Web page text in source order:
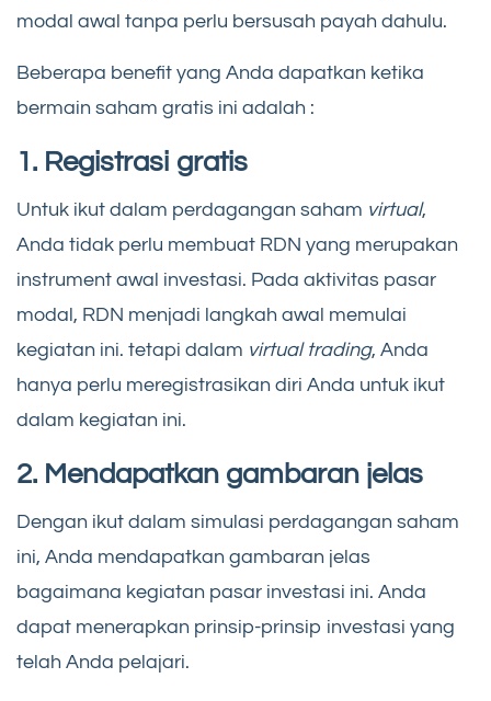
modal awal tanpa perlu bersusah payah dahulu.
Beberapa benefit yang Anda dapatkan ketika
bermain saham gratis ini adalah :
1. Registrasi gratis
Untuk ikut dalam perdagangan saham virtual,
Anda tidak perlu membuat RDN yang merupakan
instrument awal investasi. Pada aktivitas pasar
modal, RDN menjadi langkah awal memulai
kegiatan ini. tetapi dalam virtual trading, Anda
hanya perlu meregistrasikan diri Anda untuk ikut
dalam kegiatan ini.
2. Mendapatkan gambaran jelas
Dengan ikut dalam simulasi perdagangan saham
ini, Anda mendapatkan gambaran jelas
bagaimana kegiatan pasar investasi ini. Anda
dapat menerapkan prinsip-prinsip investasi yang
telah Anda pelajari.